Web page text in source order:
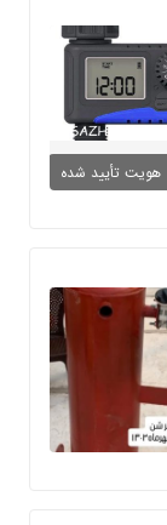
هویت تأیید شده